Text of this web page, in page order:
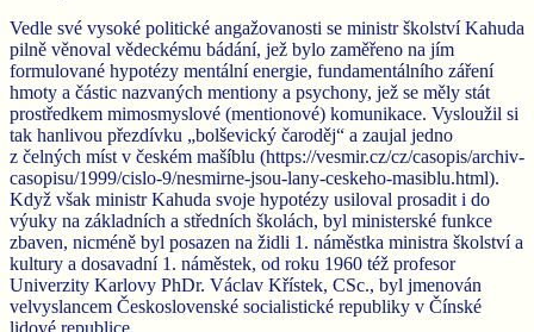
Vedle své vysoké politické angažovanosti se ministr školství Kahuda
pilně věnoval vědeckému bádání, jež bylo zaměřeno na jím
formulované hypotézy mentální energie, fundamentálního záření
hmoty a částic nazvaných mentiony a psychony, jež se měly stát
prostředkem mimosmyslové (mentionové) komunikace. Vysloužil si
tak hanlivou přezdívku „bolševický čaroděj“ a zaujal jedno
z čelných míst v českém mašíblu (https://vesmir.cz/cz/casopis/archiv-
casopisu/1999/cislo-9/nesmirne-jsou-lany-ceskeho-masiblu.html).
Když však ministr Kahuda svoje hypotézy usiloval prosadit i do
výuky na základních a středních školách, byl ministerské funkce
zbaven, nicméně byl posazen na židli 1. náměstka ministra školství a
kultury a dosavadní 1. náměstek, od roku 1960 též profesor
Univerzity Karlovy PhDr. Václav Křístek, CSc., byl jmenován
velvyslancem Československé socialistické republiky v Čínské